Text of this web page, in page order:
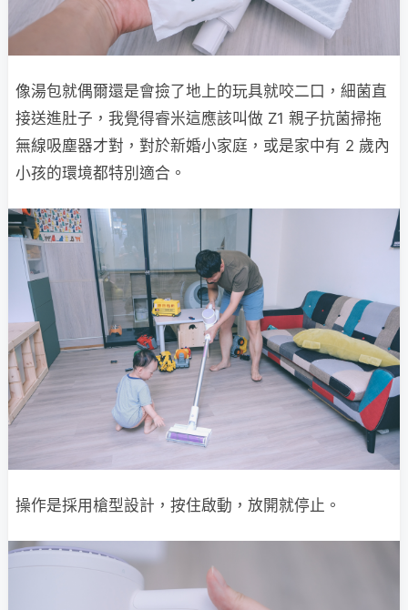
像湯包就偶爾還是會撿了地上的玩具就咬二口，細菌直
接送進肚子，我覺得睿米這應該叫做 Z1 親子抗菌掃拖
無線吸塵器才對，對於新婚小家庭，或是家中有 2 歲內
小孩的環境都特別適合。
操作是採用槍型設計，按住啟動，放開就停止。